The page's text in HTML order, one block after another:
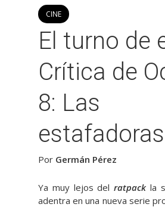
CINE
El turno de
Crítica de
8: Las
estafadoras
Por Germán Pérez
Ya muy lejos del ratpackla
adentra en una nueva serie